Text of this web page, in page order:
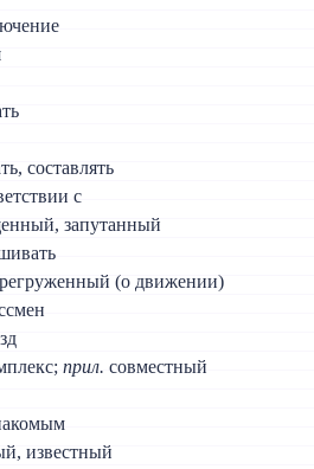
составлять
с
запутанный
(о движении)
прил. совместный
известный